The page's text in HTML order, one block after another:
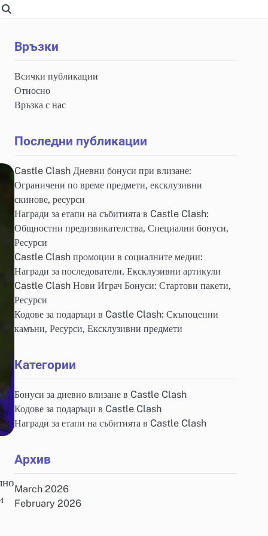
Връзки
Всички публикации
Относно
Връзка с нас
Последни публикации
Castle Clash Дневни бонуси при влизане:
Ограничени по време предмети, ексклузивни
скинове, ресурси
Награди за етапи на събитията в Castle Clash:
Общностни предизвикателства, Специални бонуси,
Ресурси
Castle Clash промоции в социалните медии:
Награди за последователи, Ексклузивни артикули
Castle Clash Нови Играч Бонуси: Стартови пакети,
Ресурси
Кодове за подаръци в Castle Clash: Скъпоценни
камъни, Ресурси, Ексклузивни предмети
Категории
Бонуси за дневно влизане в Castle Clash
Кодове за подаръци в Castle Clash
Награди за етапи на събитията в Castle Clash
Архив
March 2026
February 2026